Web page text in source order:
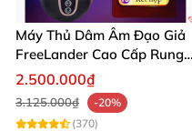
Máy Thủ Dâm Âm Đạo Giả
FreeLander Cao Cấp Rung
Thụt Đa Chức Năng
2.500.000₫
3.125.000₫
-20%
(370)